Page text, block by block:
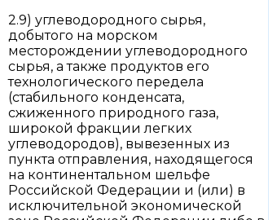
2.9) углеводородного сырья,
добытого на морском
месторождении углеводородного
сырья, а также продуктов его
технологического передела
(стабильного конденсата,
сжиженного природного газа,
широкой фракции легких
углеводородов), вывезенных из
пункта отправления, находящегося
на континентальном шельфе
Российской Федерации и (или) в
исключительной экономической